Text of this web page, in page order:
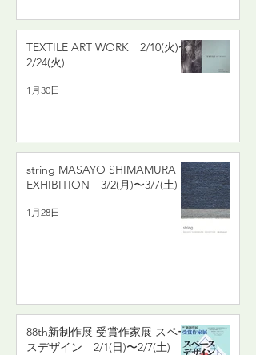
TEXTILE ART WORK 2/10(火)〜
2/24(火)
1月30日
string MASAYO SHIMAMURA
EXHIBITION 3/2(月)〜3/7(土)
1月28日
88th新制作展 受賞作家展 スペー
スデザイン 2/1(日)〜2/7(土)